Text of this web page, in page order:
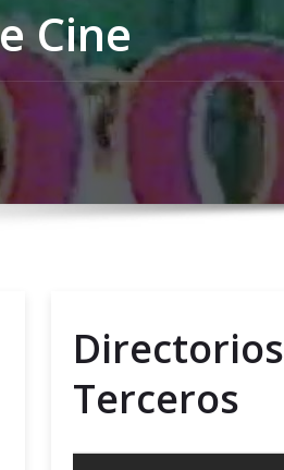
Cine
Directorios
Terceros